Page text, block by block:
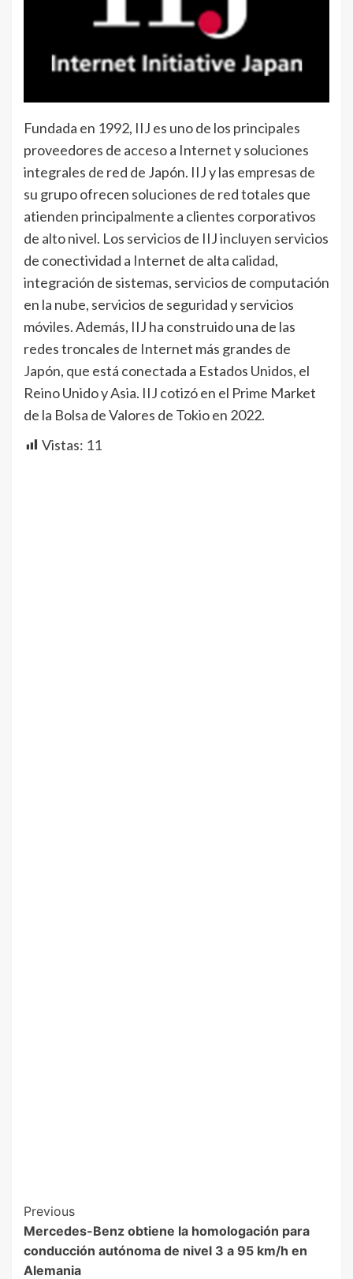
Fundada en 1992, IIJ es uno de los principales
proveedores de acceso a Internet y soluciones
integrales de red de Japón. IIJ y las empresas de
su grupo ofrecen soluciones de red totales que
atienden principalmente a clientes corporativos
de alto nivel. Los servicios de IIJ incluyen servicios
de conectividad a Internet de alta calidad,
integración de sistemas, servicios de computación
en la nube, servicios de seguridad y servicios
móviles. Además, IIJ ha construido una de las
redes troncales de Internet más grandes de
Japón, que está conectada a Estados Unidos, el
Reino Unido y Asia. IIJ cotizó en el Prime Market
de la Bolsa de Valores de Tokio en 2022.
Vistas: 11
Previous
Mercedes-Benz obtiene la homologación para
conducción autónoma de nivel 3 a 95 km/h en
Alemania